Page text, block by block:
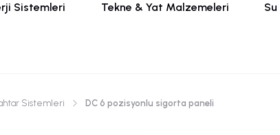
Sistemleri Tekne & Yat Malzemeleri
Sistemleri DC 6 pozisyonlu sigorta paneli